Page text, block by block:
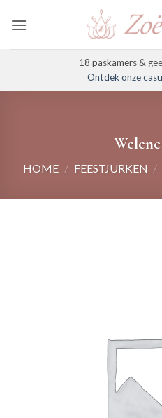
naar
18 paskamers &
Ontdek onze
HOME / FEESTJURKEN /